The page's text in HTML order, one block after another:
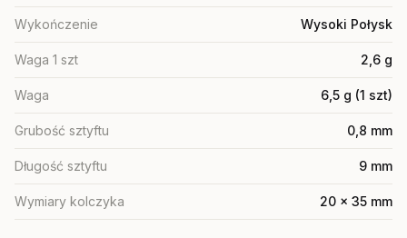
Wykończenie Wysoki Połysk
Waga 1 szt 2,6 g
Waga 6,5 g (1 szt)
Grubość sztyftu 0,8 mm
Długość sztyftu 9 mm
Wymiary kolczyka 20 x 35 mm